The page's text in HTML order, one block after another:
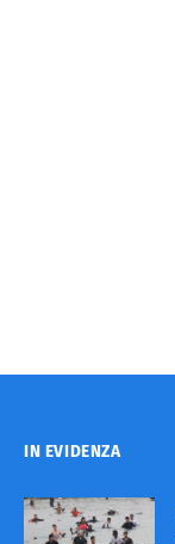
IN EVIDENZA